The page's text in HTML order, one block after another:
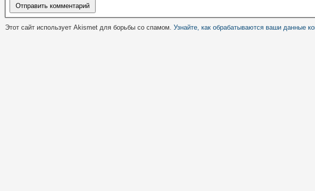
Этот сайт использует Akismet для борьбы со спамом. Узнайте, как обрабатываются ваши данные